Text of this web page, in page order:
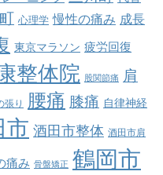
心理学 慢性の痛み 成長
東京マラソン 疲労回復
整体院 股関節痛 肩
張り 腰痛 膝痛 自律神経
市 酒田市整体 酒田市肩
痛み 骨盤矯正 鶴岡市